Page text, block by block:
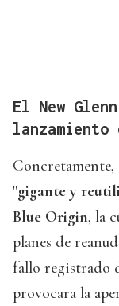
El New
Concretamente,
"gigante y
Blue Origin, la
planes de
fallo registrado
provocara la